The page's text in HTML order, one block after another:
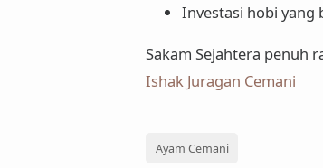
Investasi hobi yang
Sakam Sejahtera penuh
Ishak Juragan Cemani
Ayam Cemani